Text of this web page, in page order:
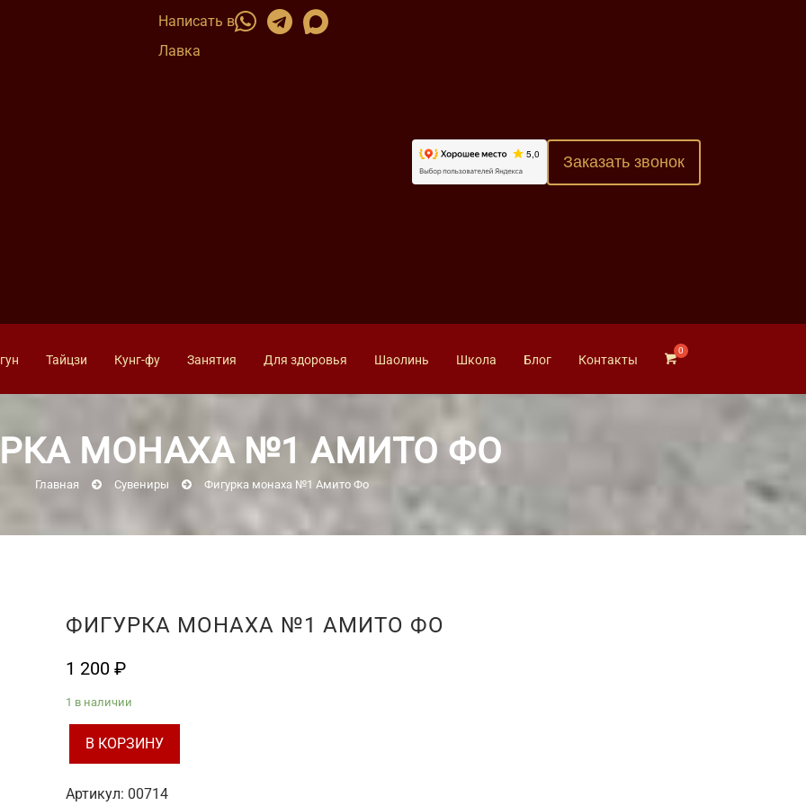
Написать в
Лавка
Заказать звонок
Тайцзи Кунг-фу Занятия Для здоровья Шаолинь Школа Блог Контакты
МОНАХА №1 АМИТО ФО
Главная Сувениры Фигурка монаха №1 Амито Фо
ФИГУРКА МОНАХА №1 АМИТО ФО
1 200 ₽
1 в наличии
В КОРЗИНУ
Артикул: 00714